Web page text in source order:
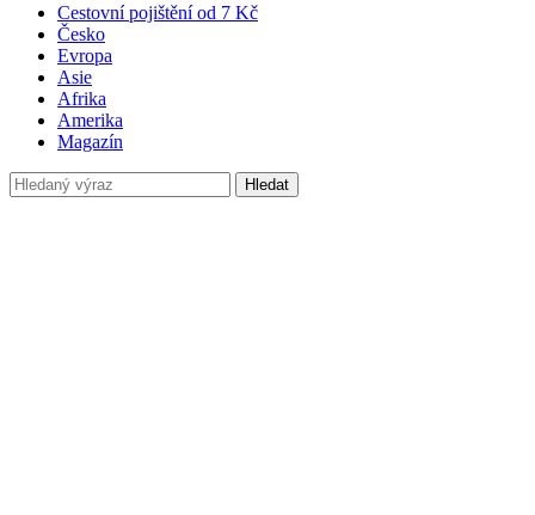
Cestovní pojištění od 7 Kč
Česko
Evropa
Asie
Afrika
Amerika
Magazín
Hledat